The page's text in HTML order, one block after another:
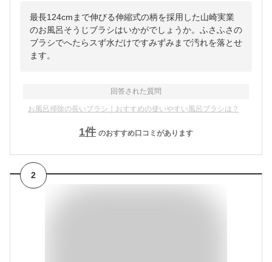
最長124cmまで伸びる伸縮式の柄を採用した山崎実業
のお風呂そうじブラシはいかがでしょうか。ふさふさの
ブラシでへたらスず水だけですみずみまで汚れを落とせ
ます。
回答された質問
お風呂掃除の長いブラシ｜おすすめの使いやすい風呂ブラシは？
1件 のおすすめ口コミがあります
2